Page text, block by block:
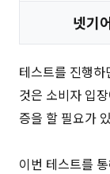
넷기
테스트를 진행
것은 소비자 입
증을 할 필요가
이번 테스트를